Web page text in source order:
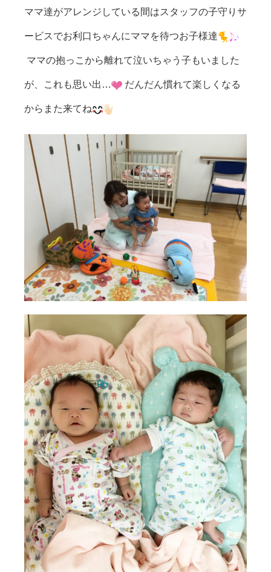
ママ達がアレンジしている間はスタッフの子守りサ
ービスでお利口ちゃんにママを待つお子様達
ママの抱っこから離れて泣いちゃう子もいました
が、これも思い出… だんだん慣れて楽しくなる
からまた来てね